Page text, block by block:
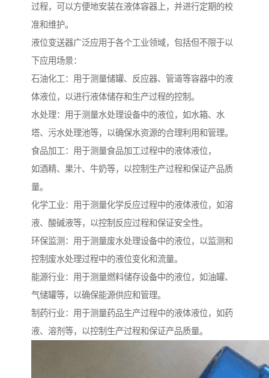
过程，可以方便地安装在液体容器上，并进行定期的校
准和维护。
液位变送器广泛应用于各个工业领域，包括但不限于以
下应用场景：
石油化工：用于测量储罐、反应器、管道等容器中的液
体液位，以进行液体储存和生产过程的控制。
水处理：用于测量水处理设备中的液位，如水箱、水
塔、污水处理池等，以确保水资源的合理利用和管理。
食品加工：用于测量食品加工过程中的液体液位，
如酒精、果汁、牛奶等，以控制生产过程和保证产品质
量。
化学工业：用于测量化学反应过程中的液体液位，如溶
液、酸碱液等，以控制反应过程和保证安全性。
环保监测：用于测量废水处理设备中的液位，以监测和
控制废水处理过程中的液位变化和流量。
能源行业：用于测量燃料储存设备中的液位，如油罐、
气储罐等，以确保能源供应和管理。
制药行业：用于测量药品生产过程中的液体液位，如药
液、溶剂等，以控制生产过程和保证产品质量。